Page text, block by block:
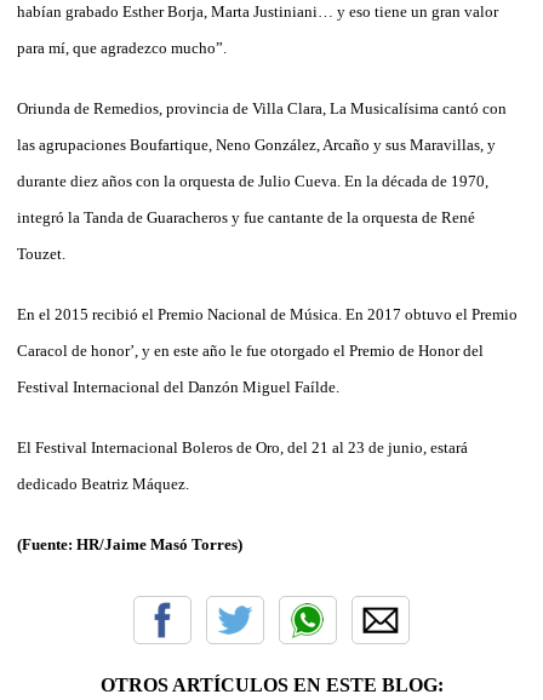
habían grabado Esther Borja, Marta Justiniani… y eso tiene un gran valor
para mí, que agradezco mucho”.
Oriunda de Remedios, provincia de Villa Clara, La Musicalísima cantó con
las agrupaciones Boufartique, Neno González, Arcaño y sus Maravillas, y
durante diez años con la orquesta de Julio Cueva. En la década de 1970,
integró la Tanda de Guaracheros y fue cantante de la orquesta de René
Touzet.
En el 2015 recibió el Premio Nacional de Música. En 2017 obtuvo el Premio
Caracol de honor’, y en este año le fue otorgado el Premio de Honor del
Festival Internacional del Danzón Miguel Faílde.
El Festival Internacional Boleros de Oro, del 21 al 23 de junio, estará
dedicado Beatriz Máquez.
(Fuente: HR/Jaime Masó Torres)
OTROS ARTÍCULOS EN ESTE BLOG: